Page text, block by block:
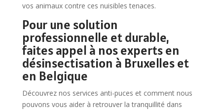
vos animaux contre ces nuisibles tenaces.
Pour une solution
professionnelle et durable,
faites appel à nos experts en
désinsectisation à Bruxelles et
en Belgique
Découvrez nos services anti-puces et comment nous
pouvons vous aider à retrouver la tranquillité dans